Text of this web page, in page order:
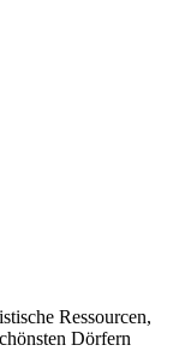
Ressourcen,
Dörfern